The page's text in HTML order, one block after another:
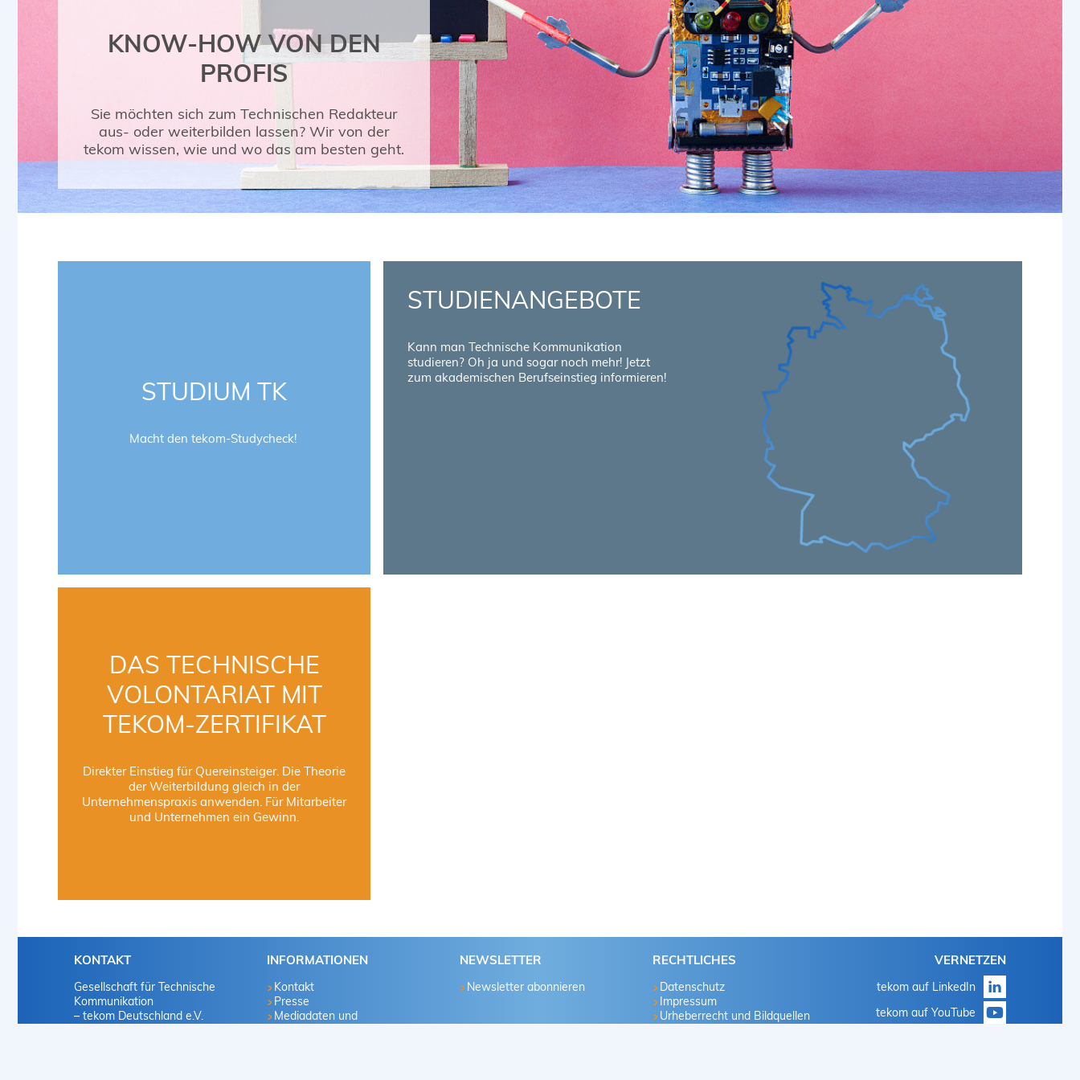
KNOW-HOW VON DEN
PROFIS
Sie möchten sich zum Technischen Redakteur
aus- oder weiterbilden lassen? Wir von der
tekom wissen, wie und wo das am besten geht.
STUDIUM TK
Macht den tekom-Studycheck!
STUDIENANGEBOTE
Kann man Technische Kommunikation
studieren? Oh ja und sogar noch mehr! Jetzt
zum akademischen Berufseinstieg informieren!
DAS TECHNISCHE
VOLONTARIAT MIT
TEKOM-ZERTIFIKAT
Direkter Einstieg für Quereinsteiger. Die Theorie
der Weiterbildung gleich in der
Unternehmenspraxis anwenden. Für Mitarbeiter
und Unternehmen ein Gewinn.
KONTAKT
Gesellschaft für Technische
Kommunikation
– tekom Deutschland e.V.
INFORMATIONEN
Kontakt
Presse
Mediadaten und
NEWSLETTER
Newsletter abonnieren
RECHTLICHES
Datenschutz
Impressum
Urheberrecht und Bildquellen
VERNETZEN
tekom auf LinkedIn
tekom auf YouTube